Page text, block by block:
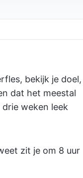
bekijk je doel,
dat het meestal
weken leek
zit je om 8 uur